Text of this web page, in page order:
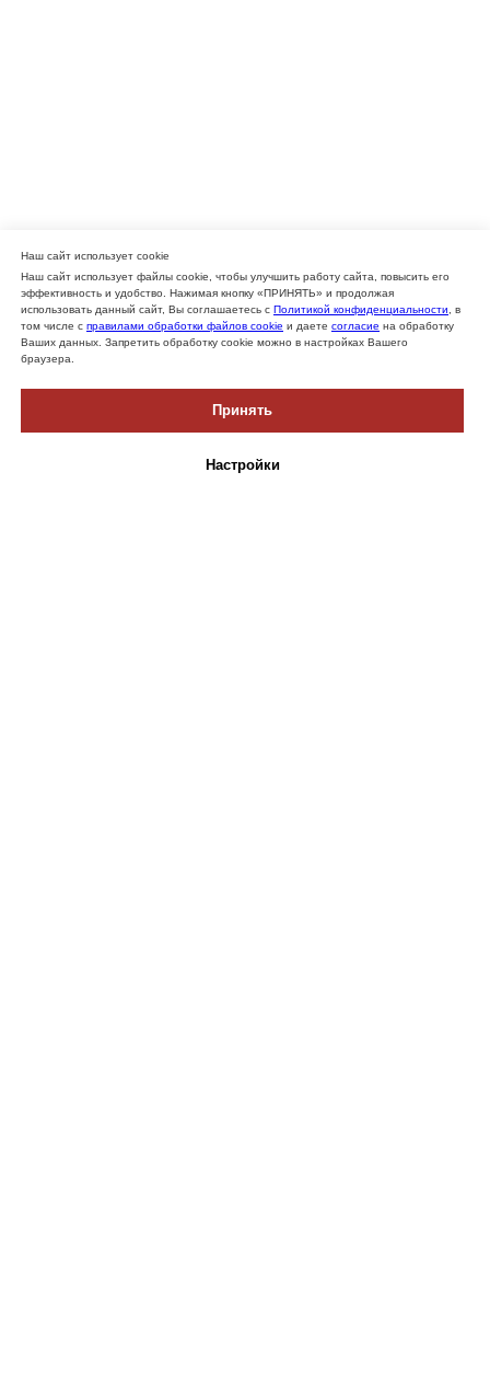
Наш сайт использует cookie
Наш сайт использует файлы cookie, чтобы улучшить работу сайта, повысить его
эффективность и удобство. Нажимая кнопку «ПРИНЯТЬ» и продолжая
использовать данный сайт, Вы соглашаетесь с Политикой конфиденциальности, в
том числе с правилами обработки файлов cookie и даете согласие на обработку
Ваших данных. Запретить обработку cookie можно в настройках Вашего
браузера.
Принять
Настройки